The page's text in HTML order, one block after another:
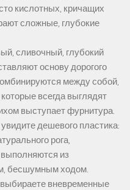
кислотных, кричащих
сложные, глубокие
сливочный, глубокий
основу дорогого
между собой,
всегда выглядят
выступает фурнитура.
дешевого пластика:
рога,
из
бесшумным ходом.
вневременные